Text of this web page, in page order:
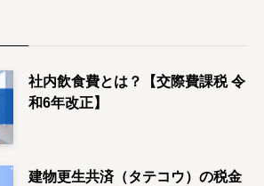
社内飲食費とは？【交際費課税 令
和6年改正】
建物更生共済（タテコウ）の税金